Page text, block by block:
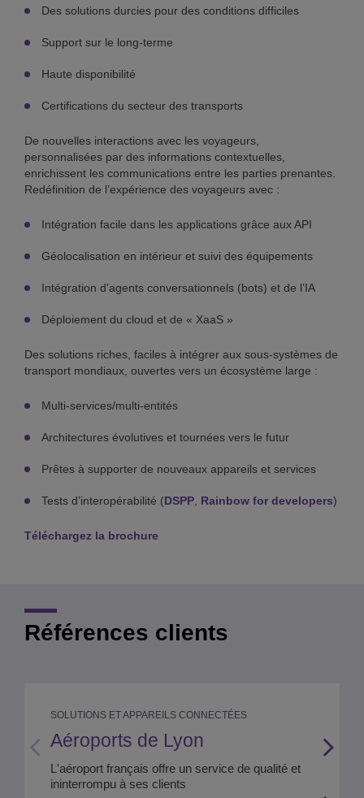
Des solutions durcies pour des conditions difficiles
Support sur le long-terme
Haute disponibilité
Certifications du secteur des transports
De nouvelles interactions avec les voyageurs,
personnalisées par des informations contextuelles,
enrichissent les communications entre les parties prenantes.
Redéfinition de l’expérience des voyageurs avec :
Intégration facile dans les applications grâce aux API
Géolocalisation en intérieur et suivi des équipements
Intégration d'agents conversationnels (bots) et de l’IA
Déploiement du cloud et de « XaaS »
Des solutions riches, faciles à intégrer aux sous-systèmes de
transport mondiaux, ouvertes vers un écosystème large :
Multi-services/multi-entités
Architectures évolutives et tournées vers le futur
Prêtes à supporter de nouveaux appareils et services
Tests d’interopérabilité (DSPP, Rainbow for developers)
Téléchargez la brochure
Références clients
SOLUTIONS ET APPAREILS CONNECTÉES
Aéroports de Lyon
L'aéroport français offre un service de qualité et
ininterrompu à ses clients